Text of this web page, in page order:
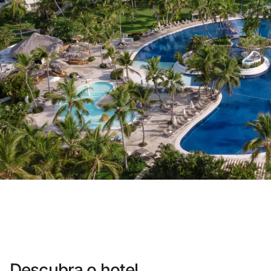
Você ainda não se cadastrou ?
Criar uma
Desfrute dos benefícios de fazer
O melhor preço garantido
Cancelamento gratuito